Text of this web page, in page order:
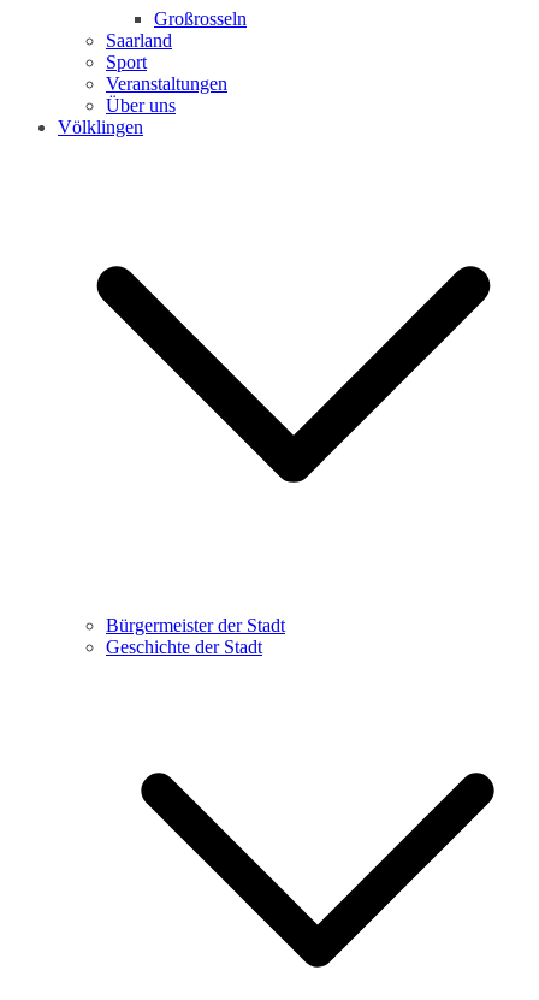
Großrosseln
Saarland
Sport
Veranstaltungen
Über uns
Völklingen
Bürgermeister der Stadt
Geschichte der Stadt